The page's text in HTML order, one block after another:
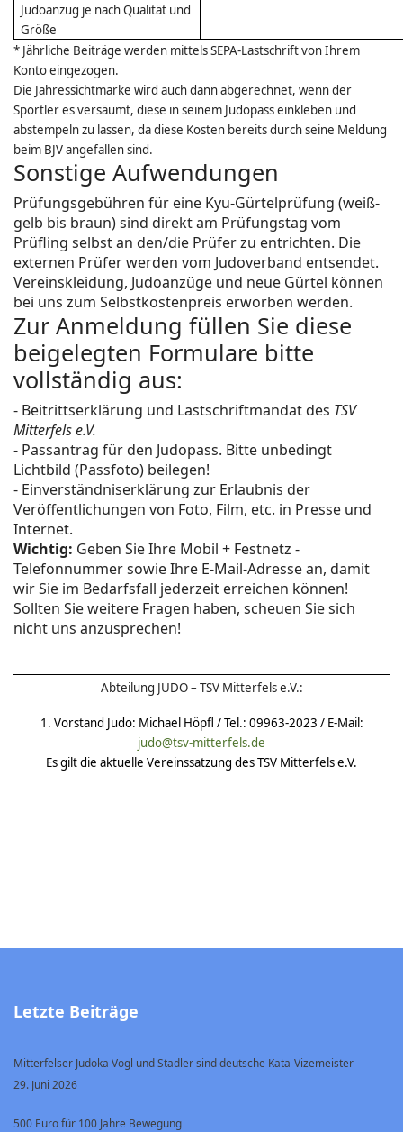
Judoanzug je nach Qualität und
Größe
* Jährliche Beiträge werden mittels SEPA-Lastschrift von Ihrem
Konto eingezogen.
Die Jahressichtmarke wird auch dann abgerechnet, wenn der
Sportler es versäumt, diese in seinem Judopass einkleben und
abstempeln zu lassen, da diese Kosten bereits durch seine Meldung
beim BJV angefallen sind.
Sonstige Aufwendungen
Prüfungsgebühren für eine Kyu-Gürtelprüfung (weiß-
gelb bis braun) sind direkt am Prüfungstag vom
Prüfling selbst an den/die Prüfer zu entrichten. Die
externen Prüfer werden vom Judoverband entsendet.
Vereinskleidung, Judoanzüge und neue Gürtel können
bei uns zum Selbstkostenpreis erworben werden.
Zur Anmeldung füllen Sie diese
beigelegten Formulare bitte
vollständig aus:
- Beitrittserklärung und Lastschriftmandat des TSV
Mitterfels e.V.
- Passantrag für den Judopass. Bitte unbedingt
Lichtbild (Passfoto) beilegen!
- Einverständniserklärung zur Erlaubnis der
Veröffentlichungen von Foto, Film, etc. in Presse und
Internet.
Wichtig: Geben Sie Ihre Mobil + Festnetz -
Telefonnummer sowie Ihre E-Mail-Adresse an, damit
wir Sie im Bedarfsfall jederzeit erreichen können!
Sollten Sie weitere Fragen haben, scheuen Sie sich
nicht uns anzusprechen!
Abteilung JUDO – TSV Mitterfels e.V.:
1. Vorstand Judo: Michael Höpfl / Tel.: 09963-2023 / E-Mail:
judo@tsv-mitterfels.de
Es gilt die aktuelle Vereinssatzung des TSV Mitterfels e.V.
Letzte Beiträge
Mitterfelser Judoka Vogl und Stadler sind deutsche Kata-Vizemeister
29. Juni 2026
500 Euro für 100 Jahre Bewegung